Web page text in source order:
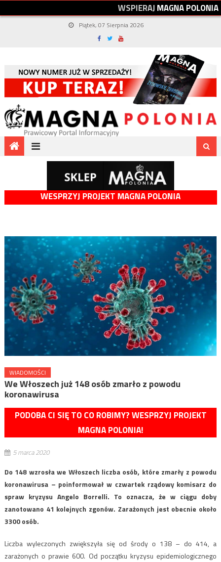
WSPIERAJMAGNAPOLONIA
Piątek, 07 Sierpnia 2026
WESPRZYJ PROJEKT MAGNA POLONIA
WIADOMOŚCI
We Włoszech już 148 osób zmarło z powodu
koronawirusa
PODOBA CI SIĘ TO CO ROBIMY? WESPRZYJ PROJEKT
MAGNA POLONIA!
5 marca 2020
Do 148 wzrosła we Włoszech liczba osób, które zmarły z powodu
koronawirusa – poinformował w czwartek rządowy komisarz do
spraw kryzysu Angelo Borrelli. To oznacza, że w ciągu doby
zanotowano 41 kolejnych zgonów. Zarażonych jest obecnie około
3300 osób.
Liczba wyleczonych zwiększyła się od środy o 138 – do 414, a
zarażonych o prawie 600. Od początku kryzysu epidemiologicznego